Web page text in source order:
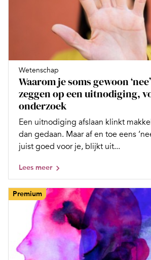
Wetenschap
Waarom je soms gewoon
zeggen op een uitnodiging,
onderzoek
Een uitnodiging afslaan klinkt
dan gedaan. Maar af en toe eens
juist goed voor je, blijkt uit...
Lees meer
Premium